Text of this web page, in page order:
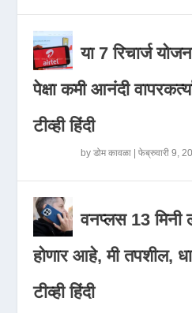
या 7 रिचार्ज
पेक्षा कमी आनंदी
टीव्ही हिंदी
byडोम कावळा |फेब्रुवारी 9,
वनप्लस 13 मिनी
होणार आहे, मी तपशील,
टीव्ही हिंदी